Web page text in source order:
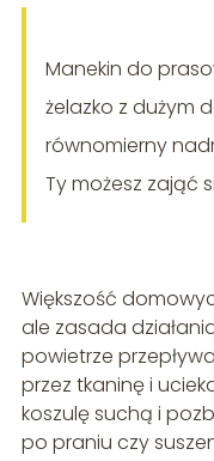
Manekin do
żelazko z dużym
równomierny
Ty możesz zająć
Większość
ale zasada
powietrze
przez tkaninę i
koszulę suchą i
po praniu czy